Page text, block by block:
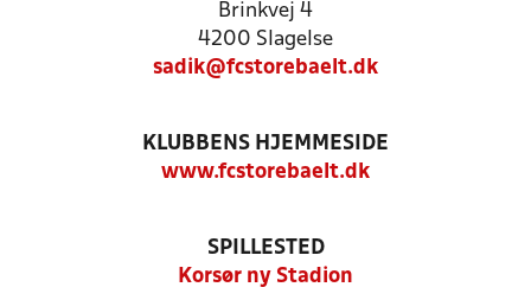
Brinkvej 4
4200 Slagelse
sadik@fcstorebaelt.dk
KLUBBENS HJEMMESIDE
www.fcstorebaelt.dk
SPILLESTED
Korsør ny Stadion